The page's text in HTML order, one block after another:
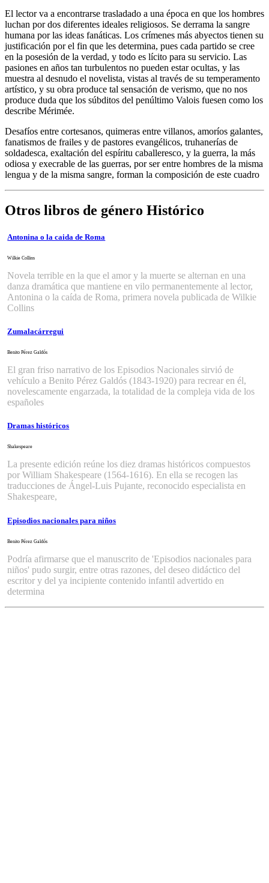
El lector va a encontrarse trasladado a una época en que los hombres
luchan por dos diferentes ideales religiosos. Se derrama la sangre
humana por las ideas fanáticas. Los crímenes más abyectos tienen su
justificación por el fin que les determina, pues cada partido se cree
en la posesión de la verdad, y todo es lícito para su servicio. Las
pasiones en años tan turbulentos no pueden estar ocultas, y las
muestra al desnudo el novelista, vistas al través de su temperamento
artístico, y su obra produce tal sensación de verismo, que no nos
produce duda que los súbditos del penúltimo Valois fuesen como los
describe Mérimée.
Desafíos entre cortesanos, quimeras entre villanos, amoríos galantes,
fanatismos de frailes y de pastores evangélicos, truhanerías de
soldadesca, exaltación del espíritu caballeresco, y la guerra, la más
odiosa y execrable de las guerras, por ser entre hombres de la misma
lengua y de la misma sangre, forman la composición de este cuadro
Otros libros de género Histórico
Antonina o la caida de Roma
Wilkie Collins
Novela terrible en la que el amor y la muerte se alternan en una
danza dramática que mantiene en vilo permanentemente al lector,
Antonina o la caída de Roma, primera novela publicada de Wilkie
Collins
Zumalacárregui
Benito Pérez Galdós
El gran friso narrativo de los Episodios Nacionales sirvió de
vehículo a Benito Pérez Galdós (1843-1920) para recrear en él,
novelescamente engarzada, la totalidad de la compleja vida de los
españoles
Dramas históricos
Shakespeare
La presente edición reúne los diez dramas históricos compuestos
por William Shakespeare (1564-1616). En ella se recogen las
traducciones de Ángel-Luis Pujante, reconocido especialista en
Shakespeare,
Episodios nacionales para niños
Benito Pérez Galdós
Podría afirmarse que el manuscrito de 'Episodios nacionales para
niños' pudo surgir, entre otras razones, del deseo didáctico del
escritor y del ya incipiente contenido infantil advertido en
determina